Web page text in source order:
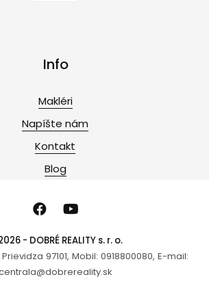
Info
Makléri
Napíšte nám
Kontakt
Blog
- DOBRÉ REALITY s. r. o.
97101, Mobil: 0918800080, E-mail: